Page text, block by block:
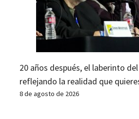
20 años después, el laberinto
reflejando la realidad que
8 de agosto de 2026